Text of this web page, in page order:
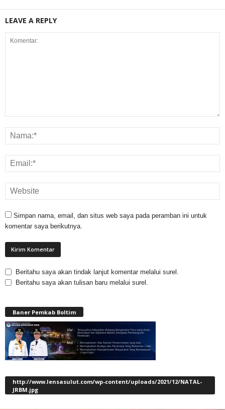
LEAVE A REPLY
Simpan nama, email, dan situs web saya pada peramban ini untuk
komentar saya berikutnya.
Beritahu saya akan tindak lanjut komentar melalui surel.
Beritahu saya akan tulisan baru melalui surel.
Baner Pemkab Boltim
http://www.lensasulut.com/wp-content/uploads/2021/12/NATAL-
JRBM.jpg